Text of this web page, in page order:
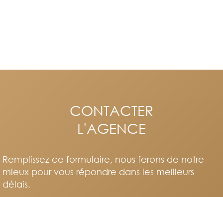
CONTACTER
L'AGENCE
Remplissez ce formulaire, nous ferons de notre
mieux pour vous répondre dans les meilleurs
délais.